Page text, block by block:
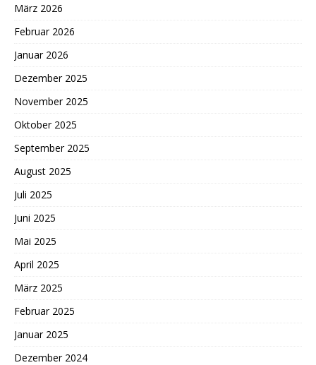
März 2026
Februar 2026
Januar 2026
Dezember 2025
November 2025
Oktober 2025
September 2025
August 2025
Juli 2025
Juni 2025
Mai 2025
April 2025
März 2025
Februar 2025
Januar 2025
Dezember 2024